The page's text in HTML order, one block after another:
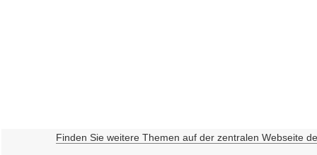
Finden Sie weitere Themen auf der zentralen Webseite